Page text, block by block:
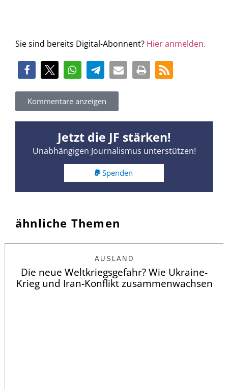
Sie sind bereits Digital-Abonnent? Hier anmelden.
Kommentare anzeigen
Jetzt die JF stärken!
Unabhängigen Journalismus unterstützen!
Spenden
ähnliche Themen
AUSLAND
Die neue Weltkriegsgefahr? Wie Ukraine-
Krieg und Iran-Konflikt zusammenwachsen